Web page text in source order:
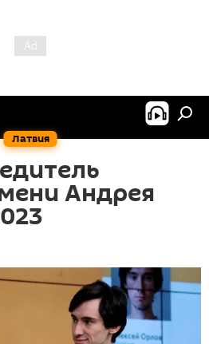
Латвия
Андрея